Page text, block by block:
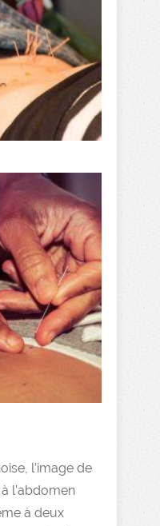
l’image de
l’abdomen
à deux